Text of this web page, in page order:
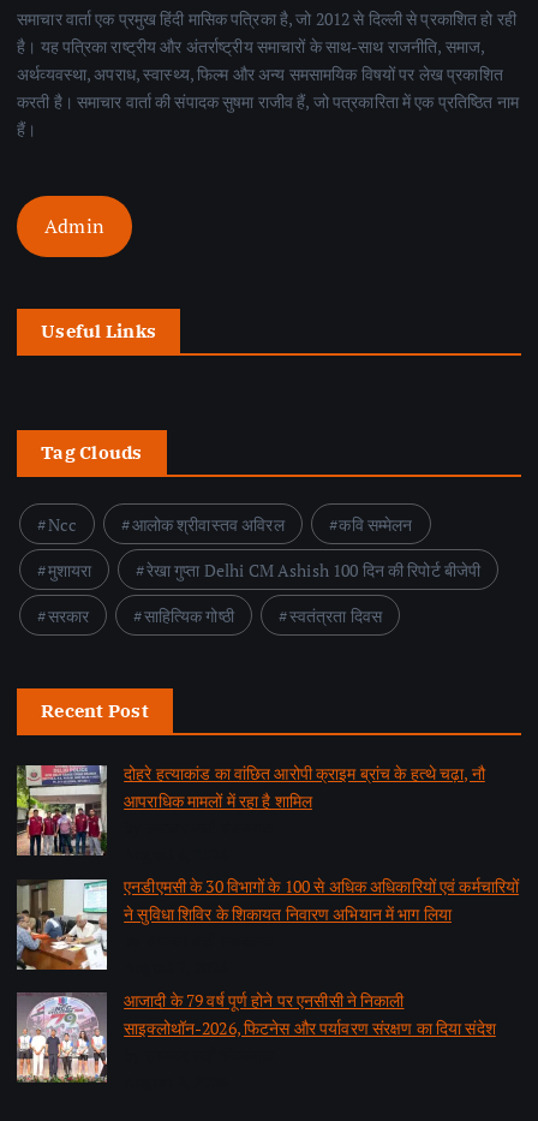
समाचार वार्ता एक प्रमुख हिंदी मासिक पत्रिका है, जो 2012 से दिल्ली से प्रकाशित हो रही
है। यह पत्रिका राष्ट्रीय और अंतर्राष्ट्रीय समाचारों के साथ-साथ राजनीति, समाज,
अर्थव्यवस्था, अपराध, स्वास्थ्य, फिल्म और अन्य समसामयिक विषयों पर लेख प्रकाशित
करती है। समाचार वार्ता की संपादक सुषमा राजीव हैं, जो पत्रकारिता में एक प्रतिष्ठित नाम
हैं।
Admin
Useful Links
Tag Clouds
Ncc आलोक श्रीवास्तव अविरल
कवि सम्मेलन
मुशायरा
रेखा गुप्ता Delhi CM Ashish 100 दिन की रिपोर्ट बीजेपी
सरकार
साहित्यिक गोष्ठी स्वतंत्रता दिवस
Recent Post
दोहरे हत्याकांड का वांछित आरोपी क्राइम ब्रांच के हत्थे चढ़ा, नौ
आपराधिक मामलों में रहा है शामिल
एनडीएमसी के 30 विभागों के 100 से अधिक अधिकारियों एवं कर्मचारियों
ने सुविधा शिविर के शिकायत निवारण अभियान में भाग लिया
आजादी के 79 वर्ष पूर्ण होने पर एनसीसी ने निकाली
साइक्लोथॉन-2026, फिटनेस और पर्यावरण संरक्षण का दिया संदेश